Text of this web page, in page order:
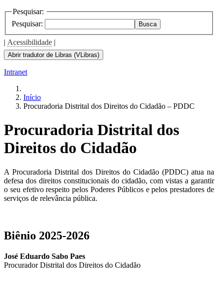
Pesquisar:
Pesquisar:
Busca
| Acessibilidade |
Abrir tradutor de Libras (VLibras)
Intranet
Início
Procuradoria Distrital dos Direitos do Cidadão – PDDC
Procuradoria Distrital dos
Direitos do Cidadão
A Procuradoria Distrital dos Direitos do Cidadão (PDDC) atua na
defesa dos direitos constitucionais do cidadão, com vistas a garantir
o seu efetivo respeito pelos Poderes Públicos e pelos prestadores de
serviços de relevância pública.
Biênio 2025-2026
José Eduardo Sabo Paes
Procurador Distrital dos Direitos do Cidadão